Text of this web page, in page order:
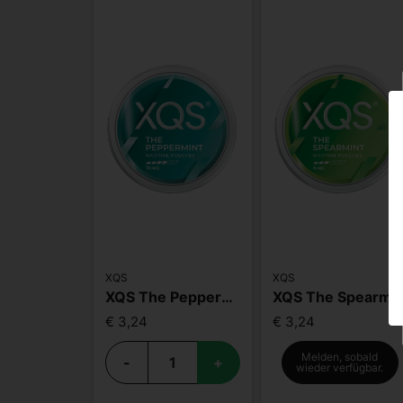
XQS
XQS The Peppermint 10mg
€ 3,24
- +
XQS
€ 3,24
Melden, sobald
wieder verfügbar.